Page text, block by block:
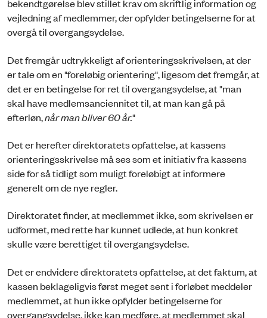
bekendtgørelse blev stillet krav om skriftlig information og
vejledning af medlemmer, der opfylder betingelserne for at
overgå til overgangsydelse.
Det fremgår udtrykkeligt af orienteringsskrivelsen, at der
er tale om en "foreløbig orientering", ligesom det fremgår, at
det er en betingelse for ret til overgangsydelse, at "man
skal have medlemsanciennitet til, at man kan gå på
efterløn,når man bliver 60 år."
Det er herefter direktoratets opfattelse, at kassens
orienteringsskrivelse må ses som et initiativ fra kassens
side for så tidligt som muligt foreløbigt at informere
generelt om de nye regler.
Direktoratet finder, at medlemmet ikke, som skrivelsen er
udformet, med rette har kunnet udlede, at hun konkret
skulle være berettiget til overgangsydelse.
Det er endvidere direktoratets opfattelse, at det faktum, at
kassen beklageligvis først meget sent i forløbet meddeler
medlemmet, at hun ikke opfylder betingelserne for
overgangsydelse, ikke kan medføre, at medlemmet skal